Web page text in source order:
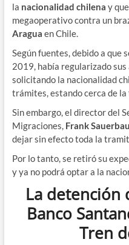
la nacionalidad chilena y
megaoperativo contra un
Aragua en Chile.
Según fuentes, debido a que
2019, había regularizado
solicitando la nacionalidad
trámites, estando cerca de
Sin embargo, el director del
Migraciones, Frank
dejar sin efecto toda la
Por lo tanto, se retiró su
y ya no podrá optar a la
La detención
Banco
Tren